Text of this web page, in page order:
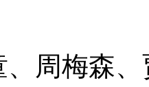
周梅森